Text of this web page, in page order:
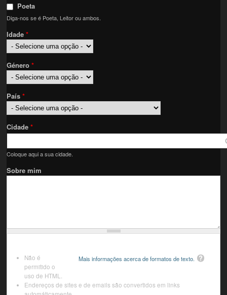
Poeta
Diga-nos se é Poeta, Leitor ou ambos.
Idade*
Género*
País*
Cidade*
Coloque aqui a sua cidade.
Sobre mim
Mais informações acerca de formatos de texto.
Não é
permitido o
uso de HTML.
Endereços de sites e de emails são convertidos em links